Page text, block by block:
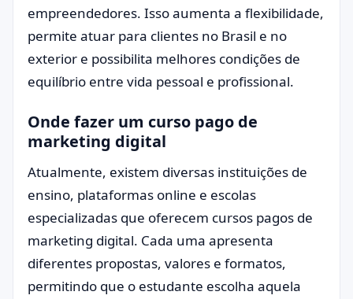
empreendedores. Isso aumenta a flexibilidade,
permite atuar para clientes no Brasil e no
exterior e possibilita melhores condições de
equilíbrio entre vida pessoal e profissional.
Onde fazer um curso pago de
marketing digital
Atualmente, existem diversas instituições de
ensino, plataformas online e escolas
especializadas que oferecem cursos pagos de
marketing digital. Cada uma apresenta
diferentes propostas, valores e formatos,
permitindo que o estudante escolha aquela